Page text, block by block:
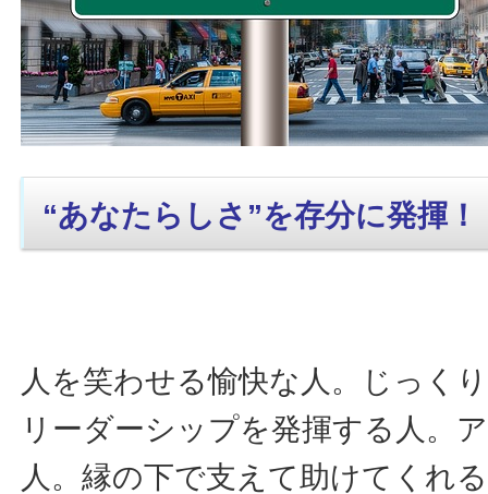
“あなたらしさ”を存分に発揮！
人を笑わせる愉快な人。じっく
リーダーシップを発揮する人。
人。縁の下で支えて助けてくれ